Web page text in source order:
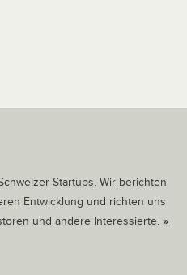
Startups. Wir berichten
Entwicklung und richten uns
und andere Interessierte. »